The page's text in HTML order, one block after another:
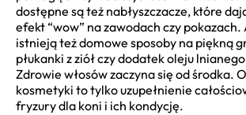
dostępne są też nabłyszczacze, które
efekt “wow” na zawodach czy
istnieją też domowe sposoby na piękną
płukanki z ziół czy dodatek oleju
Zdrowie włosów zaczyna się od środka.
kosmetyki to tylko uzupełnienie
fryzury dla koni i ich kondycję.